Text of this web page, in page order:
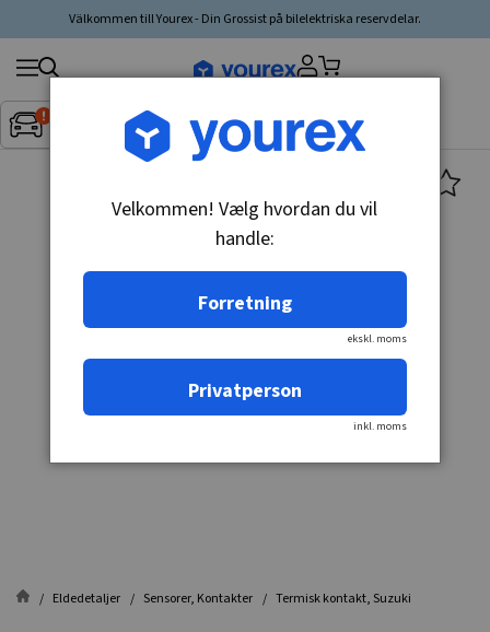
Välkommen till Yourex - Din Grossist på bilelektriska reservdelar.
Inget fordon valt▼
Søg
produkt,
producent,
Eldedetaljer Sensorer, Kontakter Termisk kontakt, Suzuki
Velkommen! Vælg hvordan du vil
handle:
Forretning
ekskl. moms
Privatperson
inkl. moms